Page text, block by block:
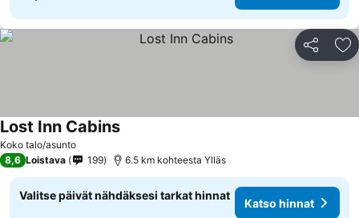
Jaa
Koko talo/asunto
Lost Inn Cabins
8,6 Loistava 199 6.5 km kohteesta Ylläs
Valitse päivät nähdäksesi tarkat hinnat
Katso hinnat